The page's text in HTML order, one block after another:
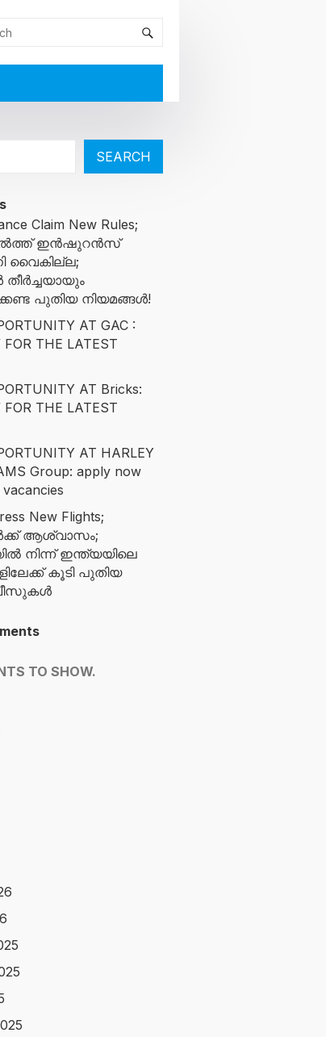
SEARCH
Claim New Rules;
ഇൻഷുറൻസ്
വൈകില്ല;
പുതിയ നിയമങ്ങൾ!
AT GAC :
FOR THE LATEST
AT Bricks:
FOR THE LATEST
AT HARLEY
Group: apply now
New Flights;
ആശ്വാസം;
നിന്ന് ഇന്ത്യയിലെ
കൂടി പുതിയ
TO SHOW.